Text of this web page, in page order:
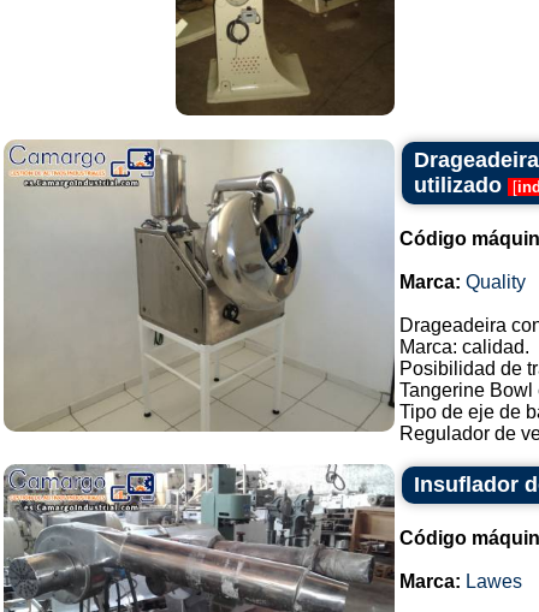
utilizado
[
Código
Marca: Quality
Drageadeira
Marca: calidad.
Posibilidad de
Tangerine Bowl
Tipo de eje de
Regulador de
Insuflador
Código
Marca: Lawes